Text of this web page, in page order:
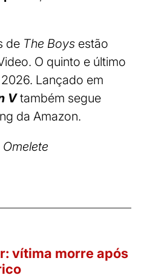
de The Boys estão
O quinto e último
Lançado em
V também segue
da Amazon.
vítima morre após